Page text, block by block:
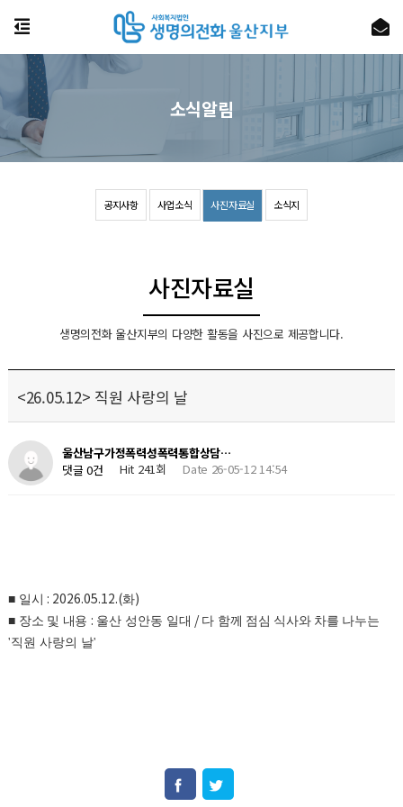
공지사항 사업소식 사진자료실 소식지
소식알림
사진자료실
생명의전화 울산지부의 다양한 활동을 사진으로 제공합니다.
<26.05.12> 직원 사랑의 날
울산남구가정폭력성폭력통합상담…
댓글 0건
Hit 241회 Date 26-05-12 14:54
■ 일시 : 2026.05.12.(화)
■ 장소 및 내용 : 울산 성안동 일대 / 다 함께 점심 식사와 차를 나누는
'직원 사랑의 날'